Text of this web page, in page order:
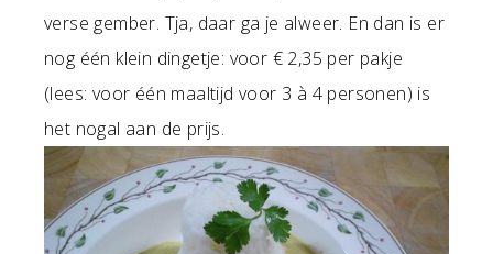
verse gember. Tja, daar ga je alweer. En dan is er
nog één klein dingetje: voor € 2,35 per pakje
(lees: voor één maaltijd voor 3 à 4 personen) is
het nogal aan de prijs.